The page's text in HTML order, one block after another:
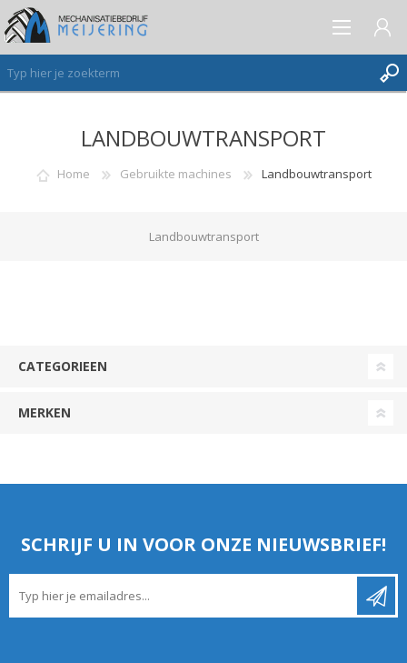
AANMELDEN ALS NIEUWE KLANT
INLOGGEN
LANDBOUWTRANSPORT
Home Gebruikte machines Landbouwtransport
Landbouwtransport
CATEGORIEEN
MERKEN
SCHRIJF U IN VOOR ONZE NIEUWSBRIEF!